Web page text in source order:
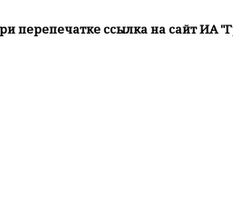
перепечатке ссылка на сайт ИА